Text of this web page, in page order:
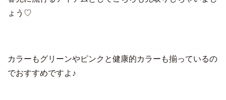
ょう♡
カラーもグリーンやピンクと健康的カラーも揃っているの
でおすすめですよ♪